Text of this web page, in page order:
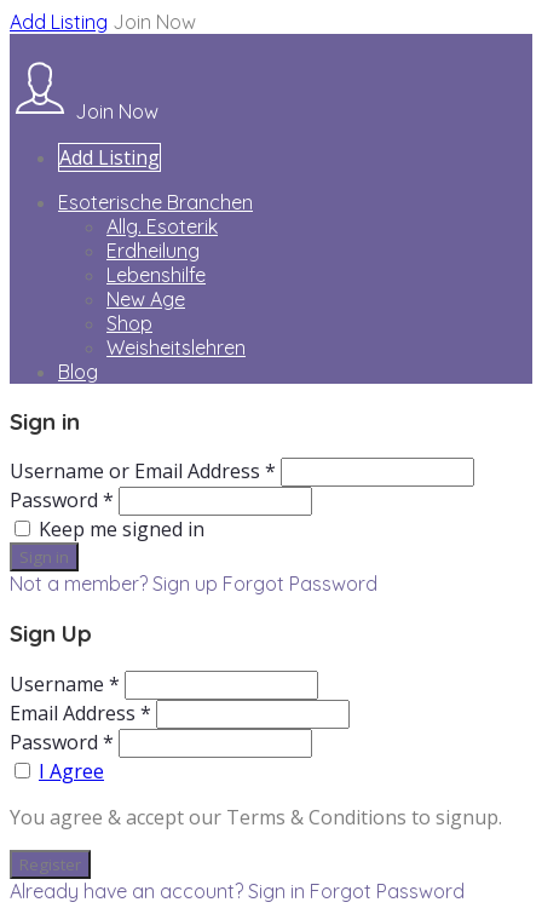
Add Listing Join Now
Join Now
Add Listing
Esoterische Branchen
Allg. Esoterik
Erdheilung
Lebenshilfe
New Age
Shop
Weisheitslehren
Blog
Sign in
Username or Email Address *
Password *
Keep me signed in
Not a member? Sign up Forgot Password
Sign Up
Username *
Email Address *
Password *
I Agree
You agree & accept our Terms & Conditions to signup.
Already have an account? Sign in Forgot Password